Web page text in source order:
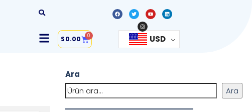
$0.00 0 USD
Ara
Ara